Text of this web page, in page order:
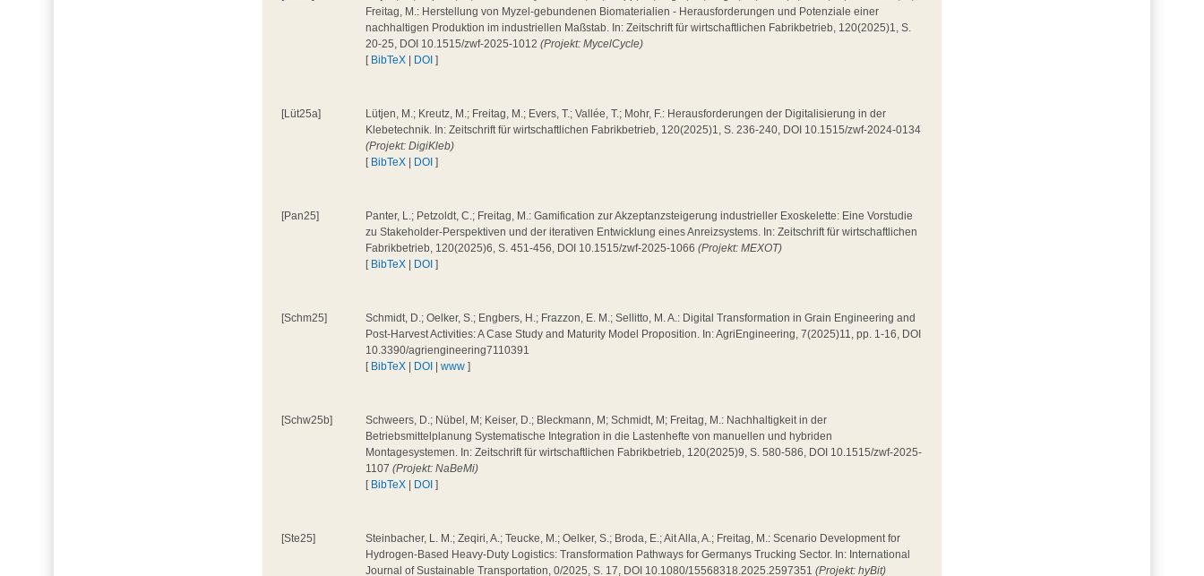
Freitag, M.: Herstellung von Myzel-gebundenen Biomaterialien - Herausforderungen und Potenziale einer
nachhaltigen Produktion im industriellen Maßstab. In: Zeitschrift für wirtschaftlichen Fabrikbetrieb, 120(2025)1, S.
20-25, DOI 10.1515/zwf-2025-1012(Projekt: MycelCycle)
[ BibTeX DOI ]
[Lüt25a]
Lütjen, M.; Kreutz, M.; Freitag, M.; Evers, T.; Vallée, T.; Mohr, F.: Herausforderungen der Digitalisierung in der
Klebetechnik. In: Zeitschrift für wirtschaftlichen Fabrikbetrieb, 120(2025)1, S. 236-240, DOI 10.1515/zwf-2024-0134
(Projekt: DigiKleb)
[ BibTeX DOI ]
[Pan25]
Panter, L.; Petzoldt, C.; Freitag, M.: Gamification zur Akzeptanzsteigerung industrieller Exoskelette: Eine Vorstudie
zu Stakeholder-Perspektiven und der iterativen Entwicklung eines Anreizsystems. In: Zeitschrift für wirtschaftlichen
Fabrikbetrieb, 120(2025)6, S. 451-456, DOI 10.1515/zwf-2025-1066(Projekt: MEXOT)
[ BibTeX DOI ]
[Schm25]
Schmidt, D.; Oelker, S.; Engbers, H.; Frazzon, E. M.; Sellitto, M. A.: Digital Transformation in Grain Engineering and
Post-Harvest Activities: A Case Study and Maturity Model Proposition. In: AgriEngineering, 7(2025)11, pp. 1-16, DOI
10.3390/agriengineering7110391
[ BibTeX DOI |www ]
[Schw25b]
Schweers, D.; Nübel, M; Keiser, D.; Bleckmann, M; Schmidt, M; Freitag, M.: Nachhaltigkeit in der
Betriebsmittelplanung Systematische Integration in die Lastenhefte von manuellen und hybriden
Montagesystemen. In: Zeitschrift für wirtschaftlichen Fabrikbetrieb, 120(2025)9, S. 580-586, DOI 10.1515/zwf-2025-
1107(Projekt: NaBeMi)
[ BibTeX DOI ]
[Ste25]
Steinbacher, L. M.; Zeqiri, A.; Teucke, M.; Oelker, S.; Broda, E.; Ait Alla, A.; Freitag, M.: Scenario Development for
Hydrogen-Based Heavy-Duty Logistics: Transformation Pathways for Germanys Trucking Sector. In: International
Journal of Sustainable Transportation, 0/2025, S. 17, DOI 10.1080/15568318.2025.2597351(Projekt: hyBit)